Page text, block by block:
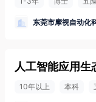
东莞市摩视自动化
人工智能应用生
10年以上 本科